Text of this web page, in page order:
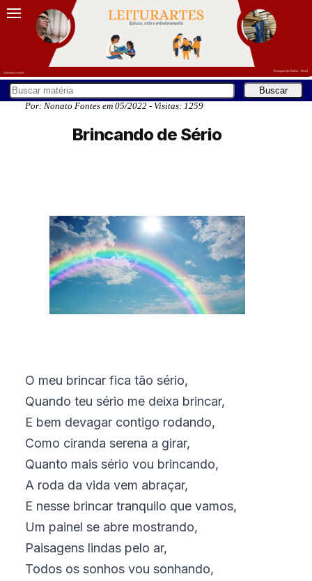
Por: Nonato Fontes em 05/2022 - Visitas: 1259
Brincando de Sério
O meu brincar fica tão sério,
Quando teu sério me deixa brincar,
E bem devagar contigo rodando,
Como ciranda serena a girar,
Quanto mais sério vou brincando,
A roda da vida vem abraçar,
E nesse brincar tranquilo que vamos,
Um painel se abre mostrando,
Paisagens lindas pelo ar,
Todos os sonhos vou sonhando,